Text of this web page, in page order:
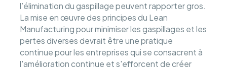
l’élimination du gaspillage peuvent rapporter gros.
La mise en œuvre des principes du Lean
Manufacturing pour minimiser les gaspillages et les
pertes diverses devrait être une pratique
continue pour les entreprises qui se consacrent à
l'amélioration continue et s'efforcent de créer